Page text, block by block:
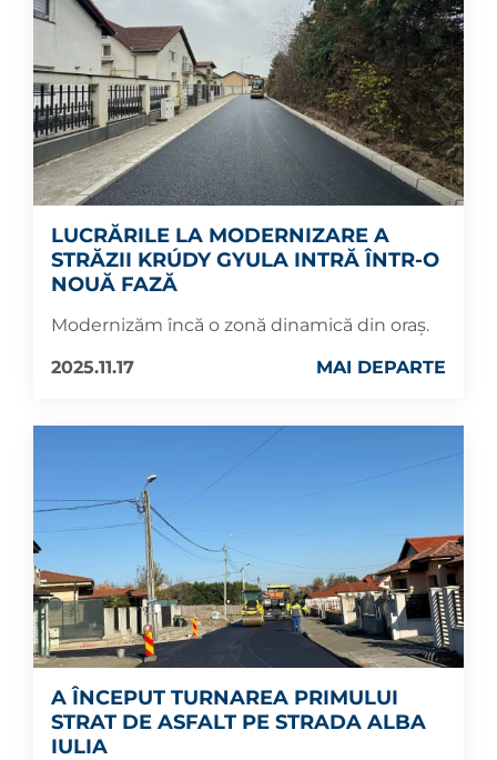
LUCRĂRILE LA MODERNIZARE A
STRĂZII KRÚDY GYULA INTRĂ ÎNTR-O
NOUĂ FAZĂ
Modernizăm încă o zonă dinamică din oraș.
2025.11.17
MAI DEPARTE
A ÎNCEPUT TURNAREA PRIMULUI
STRAT DE ASFALT PE STRADA ALBA
IULIA